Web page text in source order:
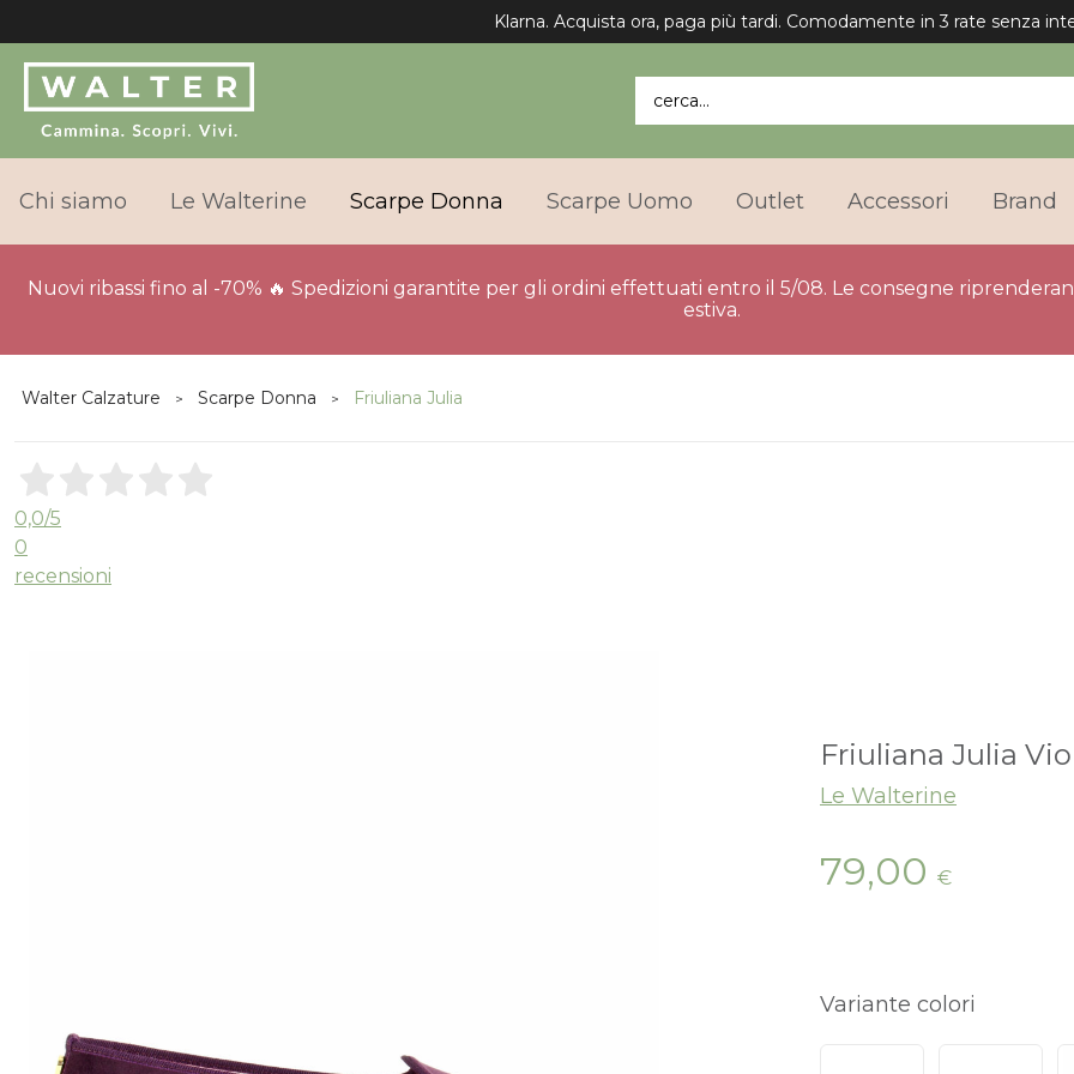
Klarna. Acquista ora, paga più tardi. Comodamente in 3 rate senza
cerca...
Chi siamo Le Walterine Scarpe Donna Scarpe Uomo Outlet Accessori Brand
Nuovi ribassi fino al -70% 🔥 Spedizioni garantite per gli ordini effettuati entro il 5/08. Le consegne
estiva.
Walter Calzature Scarpe Donna Friuliana Julia
0,0/5
0
recensioni
Friuliana Julia
Le Walterine
79,00 €
Variante colori